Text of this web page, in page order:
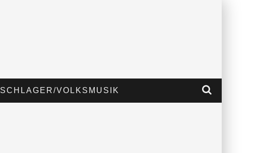
SCHLAGER/VOLKSMUSIK